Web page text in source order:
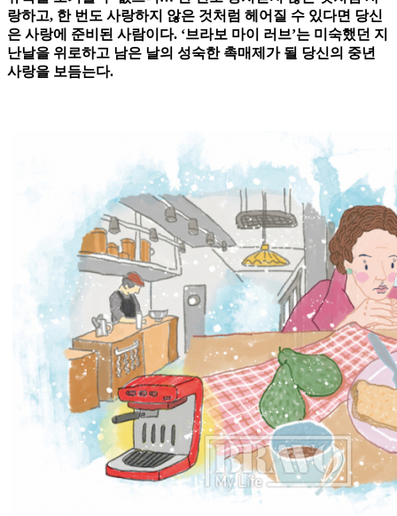
랑하고, 한 번도 사랑하지 않은 것처럼 헤어질 수 있다면 당신
은 사랑에 준비된 사람이다. ‘브라보 마이 러브’는 미숙했던 지
난날을 위로하고 남은 날의 성숙한 촉매제가 될 당신의 중년
사랑을 보듬는다.